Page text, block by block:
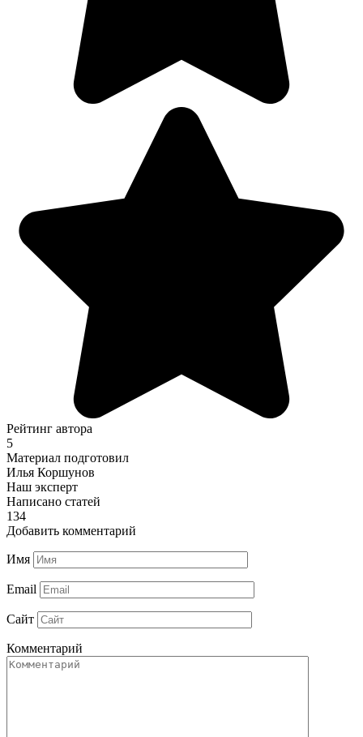
Рейтинг автора
5
Материал подготовил
Илья Коршунов
Наш эксперт
Написано статей
134
Добавить комментарий
Имя
Email
Сайт
Комментарий